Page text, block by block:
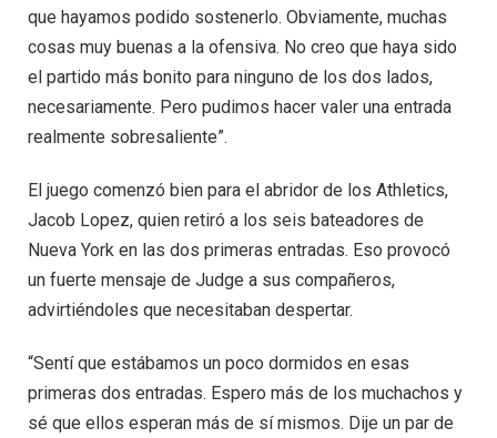
que hayamos podido sostenerlo. Obviamente, muchas
cosas muy buenas a la ofensiva. No creo que haya sido
el partido más bonito para ninguno de los dos lados,
necesariamente. Pero pudimos hacer valer una entrada
realmente sobresaliente”.
El juego comenzó bien para el abridor de los Athletics,
Jacob Lopez, quien retiró a los seis bateadores de
Nueva York en las dos primeras entradas. Eso provocó
un fuerte mensaje de Judge a sus compañeros,
advirtiéndoles que necesitaban despertar.
“Sentí que estábamos un poco dormidos en esas
primeras dos entradas. Espero más de los muchachos y
sé que ellos esperan más de sí mismos. Dije un par de